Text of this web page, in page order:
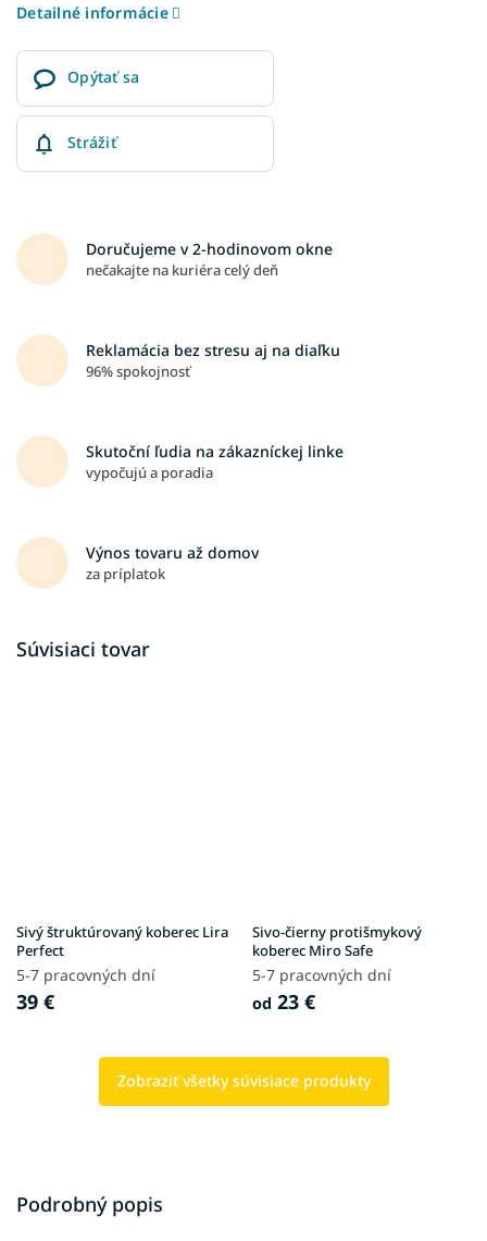
Detailné informácie
Opýtať sa
Strážiť
Doručujeme v 2-hodinovom okne
nečakajte na kuriéra celý deň
Reklamácia bez stresu aj na diaľku
96% spokojnosť
Skutoční ľudia na zákazníckej linke
vypočujú a poradia
Výnos tovaru až domov
za príplatok
Súvisiaci tovar
Sivý štruktúrovaný koberec Lira
Perfect
5-7 pracovných dní
39 €
Sivo-čierny protišmykový
koberec Miro Safe
5-7 pracovných dní
od 23 €
Zobraziť všetky súvisiace produkty
Podrobný popis